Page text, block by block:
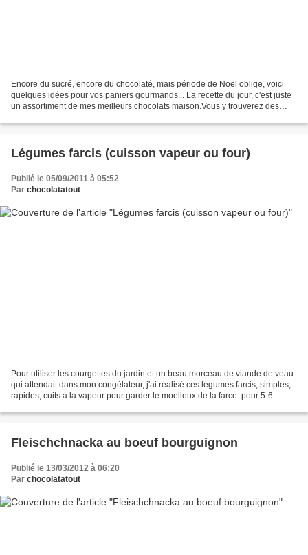
Encore du sucré, encore du chocolaté, mais période de Noël oblige, voici
quelques idées pour vos paniers gourmands... La recette du jour, c'est juste
un assortiment de mes meilleurs chocolats maison.Vous y trouverez des
Légumes farcis (cuisson vapeur ou four)
Publié le 05/09/2011 à 05:52
Par chocolatatout
Pour utiliser les courgettes du jardin et un beau morceau de viande de veau
qui attendait dans mon congélateur, j'ai réalisé ces légumes farcis, simples,
rapides, cuits à la vapeur pour garder le moelleux de la farce. pour 5-6
Fleischchnacka au boeuf bourguignon
Publié le 13/03/2012 à 06:20
Par chocolatatout